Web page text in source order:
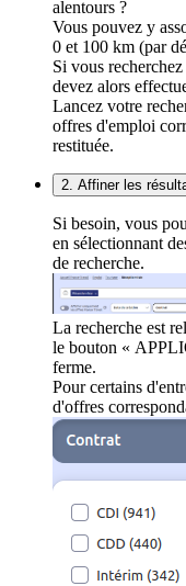
alentours ?
Vous pouvez y
0 et 100 km (par
Si vous
devez alors
Lancez votre
offres d'emploi
restituée.
2. Affiner les
Si besoin, vous
en sélectionnant
de recherche.
La recherche est
le bouton «
ferme.
Pour certains
d'offres